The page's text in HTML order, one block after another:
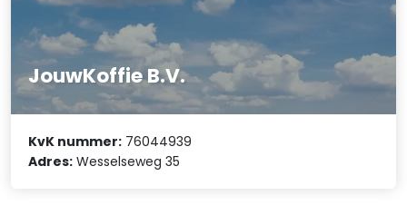
JouwKoffie B.V.
KvK nummer: 76044939
Adres: Wesselseweg 35